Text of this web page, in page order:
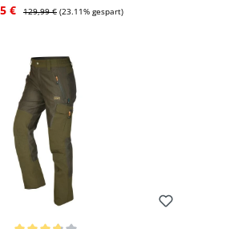
€ Regulärer Preis:
129,99 € (23.11% gespart)